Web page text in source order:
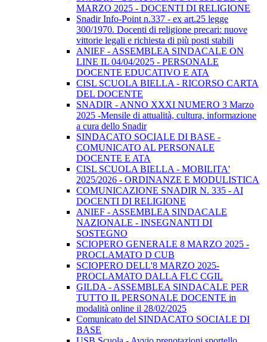
MARZO 2025 - DOCENTI DI RELIGIONE
Snadir Info-Point n.337 - ex art.25 legge
300/1970. Docenti di religione precari: nuove
vittorie legali e richiesta di più posti stabili
ANIEF - ASSEMBLEA SINDACALE ON
LINE IL 04/04/2025 - PERSONALE
DOCENTE EDUCATIVO E ATA
CISL SCUOLA BIELLA - RICORSO CARTA
DEL DOCENTE
SNADIR - ANNO XXXI NUMERO 3 Marzo
2025 -Mensile di attualità, cultura, informazione
a cura dello Snadir
SINDACATO SOCIALE DI BASE -
COMUNICATO AL PERSONALE
DOCENTE E ATA
CISL SCUOLA BIELLA - MOBILITA'
2025/2026 - ORDINANZE E MODULISTICA
COMUNICAZIONE SNADIR N. 335 - AI
DOCENTI DI RELIGIONE
ANIEF - ASSEMBLEA SINDACALE
NAZIONALE - INSEGNANTI DI
SOSTEGNO
SCIOPERO GENERALE 8 MARZO 2025 -
PROCLAMATO D CUB
SCIOPERO DELL'8 MARZO 2025-
PROCLAMATO DALLA FLC CGIL
GILDA - ASSEMBLEA SINDACALE PER
TUTTO IL PERSONALE DOCENTE in
modalità online il 28/02/2025
Comunicato del SINDACATO SOCIALE DI
BASE